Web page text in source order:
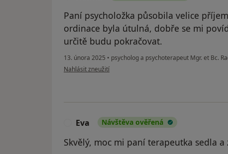
Paní psycholožka působila velice
ordinace byla útulná, dobře se mi
určitě budu pokračovat.
13. února 2025 • psycholog a psychoterapeut Mgr. et Bc.
podle názoru uživatele Hanka
Nahlásit zneužití
Eva Návštěva ověřená
Skvělý, moc mi paní terapeutka sedla